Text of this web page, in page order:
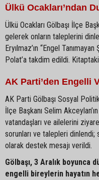
Ülkü Ocakları’ndan
Ülkü Ocakları Gölbaşı İlçe
gelerek onların taleplerini
Eryılmaz’ın “Engel
Polat’a takdim edildi.
AK Parti’den Engelli
AK Parti Gölbaşı Sosyal
İlçe Başkanı Selim
vatandaşları ve ailelerini
sorunları ve talepleri dinlendi;
olarak destek mesajı verildi.
Gölbaşı, 3 Aralık
engelli bireylerin hayatın